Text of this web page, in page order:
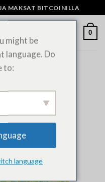
MAKSAT BITCOINILLA
0
might be
language. Do
to:
language